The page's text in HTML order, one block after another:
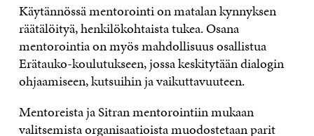
Käytännössä mentorointi on matalan kynnyksen
räätälöityä, henkilökohtaista tukea. Osana
mentorointia on myös mahdollisuus osallistua
Erätauko-koulutukseen, jossa keskitytään dialogin
ohjaamiseen, kutsuihin ja vaikuttavuuteen.
Mentoreista ja Sitran mentorointiin mukaan
valitsemista organisaatioista muodostetaan parit